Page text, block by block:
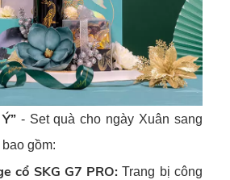
- Set quà cho ngày Xuân sang
gồm:
cổ SKG G7 PRO: Trang bị công